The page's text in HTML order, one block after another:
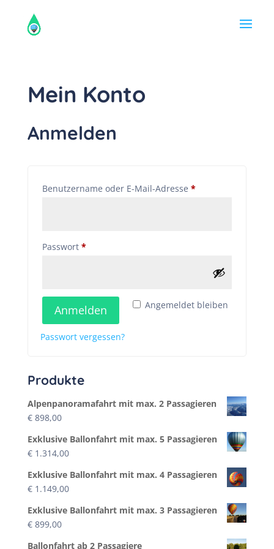
Mein Konto
Anmelden
Benutzername oder E-Mail-Adresse *Erforderlich
Passwort *Erforderlich
Angemeldet bleiben
Anmelden
Passwort vergessen?
Produkte
Alpenpanoramafahrt mit max. 2 Passagieren
€898,00
Exklusive Ballonfahrt mit max. 5 Passagieren
€1.314,00
Exklusive Ballonfahrt mit max. 4 Passagieren
€1.149,00
Exklusive Ballonfahrt mit max. 3 Passagieren
€899,00
Ballonfahrt ab 2 Passagiere